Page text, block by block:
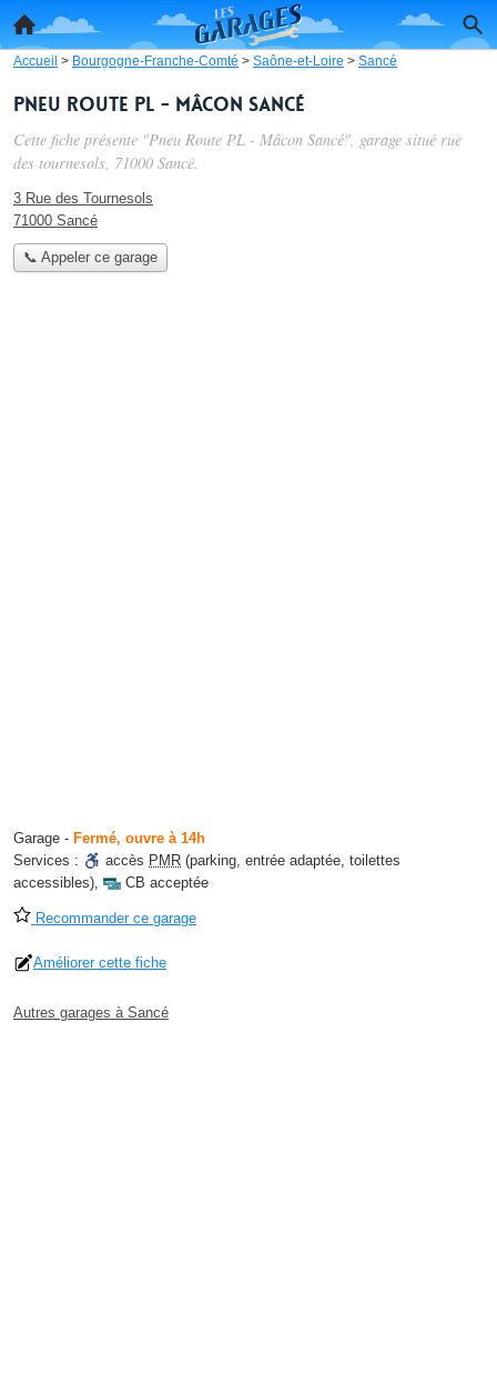
Accueil > Bourgogne-Franche-Comté > Saône-et-Loire > Sancé
Pneu Route PL - Mâcon Sancé
Cette fiche présente "Pneu Route PL - Mâcon Sancé", garage situé rue
des tournesols, 71000 Sancé.
3 Rue des Tournesols
71000 Sancé
📞 Appeler ce garage
Garage - Fermé, ouvre à 14h
Services :
accès PMR (parking, entrée adaptée, toilettes
accessibles), CB acceptée
Recommander ce garage
Améliorer cette fiche
Autres garages à Sancé